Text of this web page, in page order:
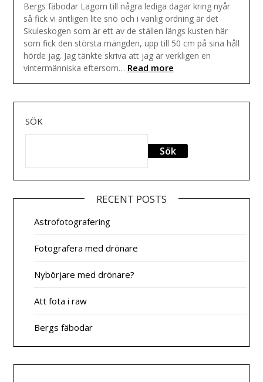
Bergs fäbodar Lagom till några lediga dagar kring nyår
så fick vi äntligen lite snö och i vanlig ordning är det
Skuleskogen som är ett av de ställen längs kusten här
som fick den största mängden, upp till 50 cm på sina håll
hörde jag. Jag tänkte skriva att jag är verkligen en
vintermänniska eftersom… Read more
SÖK
Sök
RECENT POSTS
Astrofotografering
Fotografera med drönare
Nybörjare med drönare?
Att fota i raw
Bergs fäbodar